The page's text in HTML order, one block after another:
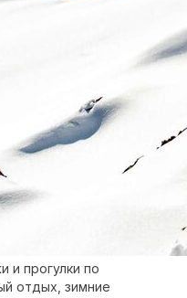
и прогулки по
отдых, зимние